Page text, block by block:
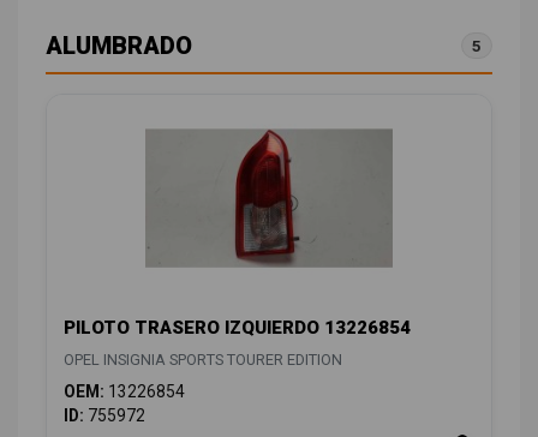
ALUMBRADO 5
PILOTO TRASERO IZQUIERDO 13226854
OPEL INSIGNIA SPORTS TOURER EDITION
OEM: 13226854
ID: 755972